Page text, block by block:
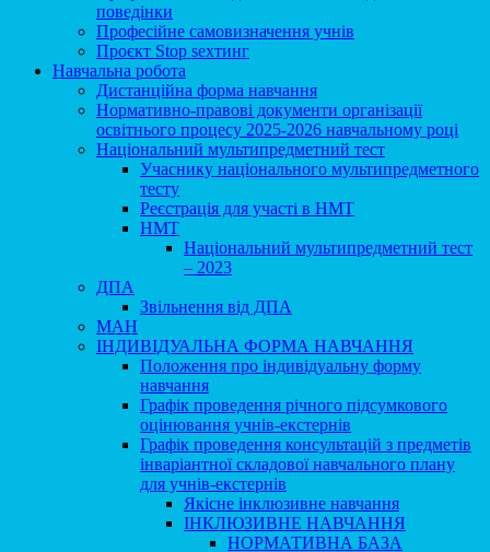
поведінки
Професійне самовизначення учнів
Проєкт Stop sexтинг
Навчальна робота
Дистанційна форма навчання
Нормативно-правові документи організації
освітнього процесу 2025-2026 навчальному році
Національний мультипредметний тест
Учаснику національного мультипредметного
тесту
Реєстрація для участі в НМТ
НМТ
Національний мультипредметний тест
– 2023
ДПА
Звільнення від ДПА
МАН
ІНДИВІДУАЛЬНА ФОРМА НАВЧАННЯ
Положення про індивідуальну форму
навчання
Графік проведення річного підсумкового
оцінювання учнів-екстернів
Графік проведення консультацій з предметів
інваріантної складової навчального плану
для учнів-екстернів
Якісне інклюзивне навчання
ІНКЛЮЗИВНЕ НАВЧАННЯ
НОРМАТИВНА БАЗА